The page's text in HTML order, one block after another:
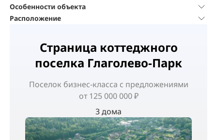
Особенности объекта
Расположение
Страница коттеджного
поселка Глаголево-Парк
Поселок бизнес-класса с предложениями
от 125 000 000 ₽
3 дома